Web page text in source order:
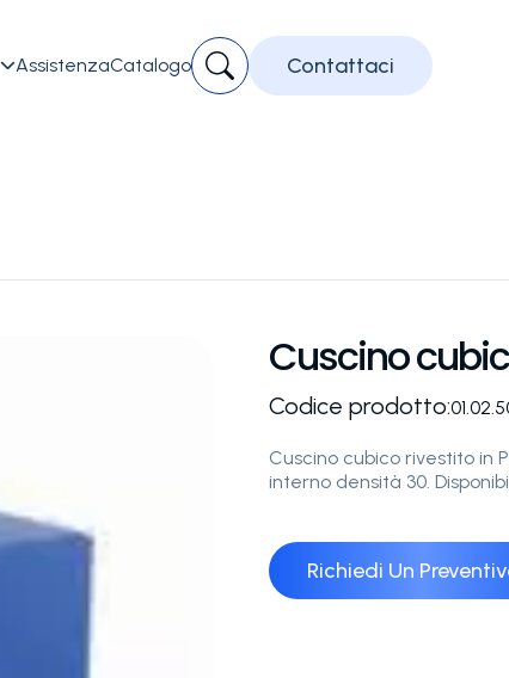
AssistenzaCatalogo Contattaci
Cuscino
Codice prodotto:
Cuscino cubico rivestito in
interno densità 30.
Richiedi Un